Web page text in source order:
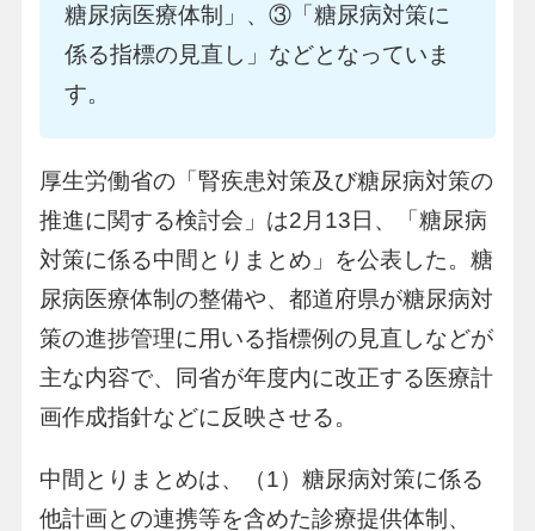
糖尿病医療体制」、③「糖尿病対策に
係る指標の見直し」などとなっていま
す。
厚生労働省の「腎疾患対策及び糖尿病対策の
推進に関する検討会」は2月13日、「糖尿病
対策に係る中間とりまとめ」を公表した。糖
尿病医療体制の整備や、都道府県が糖尿病対
策の進捗管理に用いる指標例の見直しなどが
主な内容で、同省が年度内に改正する医療計
画作成指針などに反映させる。
中間とりまとめは、（1）糖尿病対策に係る
他計画との連携等を含めた診療提供体制、